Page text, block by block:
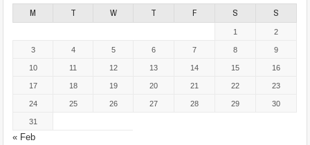
M T W T F S S
« Feb
1 2
3 4 5 6 7 8 9
10 11 12 13 14 15 16
17 18 19 20 21 22 23
24 25 26 27 28 29 30
31